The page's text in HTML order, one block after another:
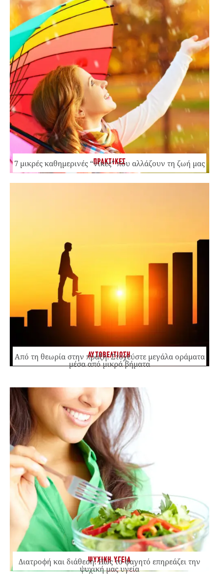
ΠΡΑΚΤΙΚΕΣ
7 μικρές καθημερινές “νίκες” που αλλάζουν τη ζωή μας
ΑΥΤΟΒΕΛΤΙΩΣΗ
Από τη θεωρία στην πράξη: Στοχεύστε μεγάλα οράματα
μέσα από μικρά βήματα
ΨΥΧΙΚΗ ΥΓΕΙΑ
Διατροφή και διάθεση: Πώς το φαγητό επηρεάζει την
ψυχική μας υγεία